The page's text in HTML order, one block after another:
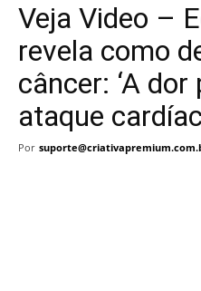
Veja Video –
revela como
câncer: ‘A
ataque
Por